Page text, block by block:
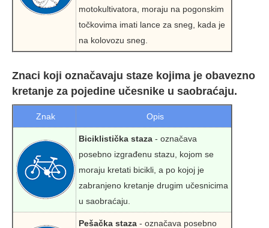
motokultivatora, moraju na pogonskim
točkovima imati lance za sneg, kada je
na kolovozu sneg.
Znaci koji označavaju staze kojima je obavezno
kretanje za pojedine učesnike u saobraćaju.
Znak Opis
Biciklistička staza - označava
posebno izgrađenu stazu, kojom se
moraju kretati bicikli, a po kojoj je
zabranjeno kretanje drugim učesnicima
u saobraćaju.
Pešačka staza - označava posebno